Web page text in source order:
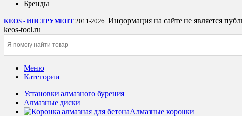
Бренды
KEOS - ИНСТРУМЕНТ 2011-2026. Информация на сайте не является
keos-tool.ru
Меню
Категории
Установки алмазного бурения
Алмазные диски
Алмазные коронки